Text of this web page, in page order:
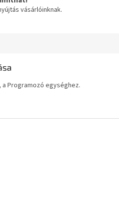
vásárlóinknak.
Programozó egységhez.